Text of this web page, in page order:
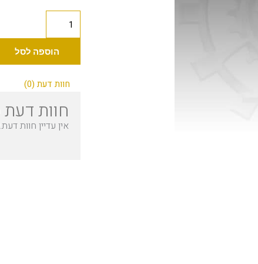
Industry
בלאש
פינק
הוספה לסל
חוות דעת (0)
חוות דעת
אין עדיין חוות דעת.